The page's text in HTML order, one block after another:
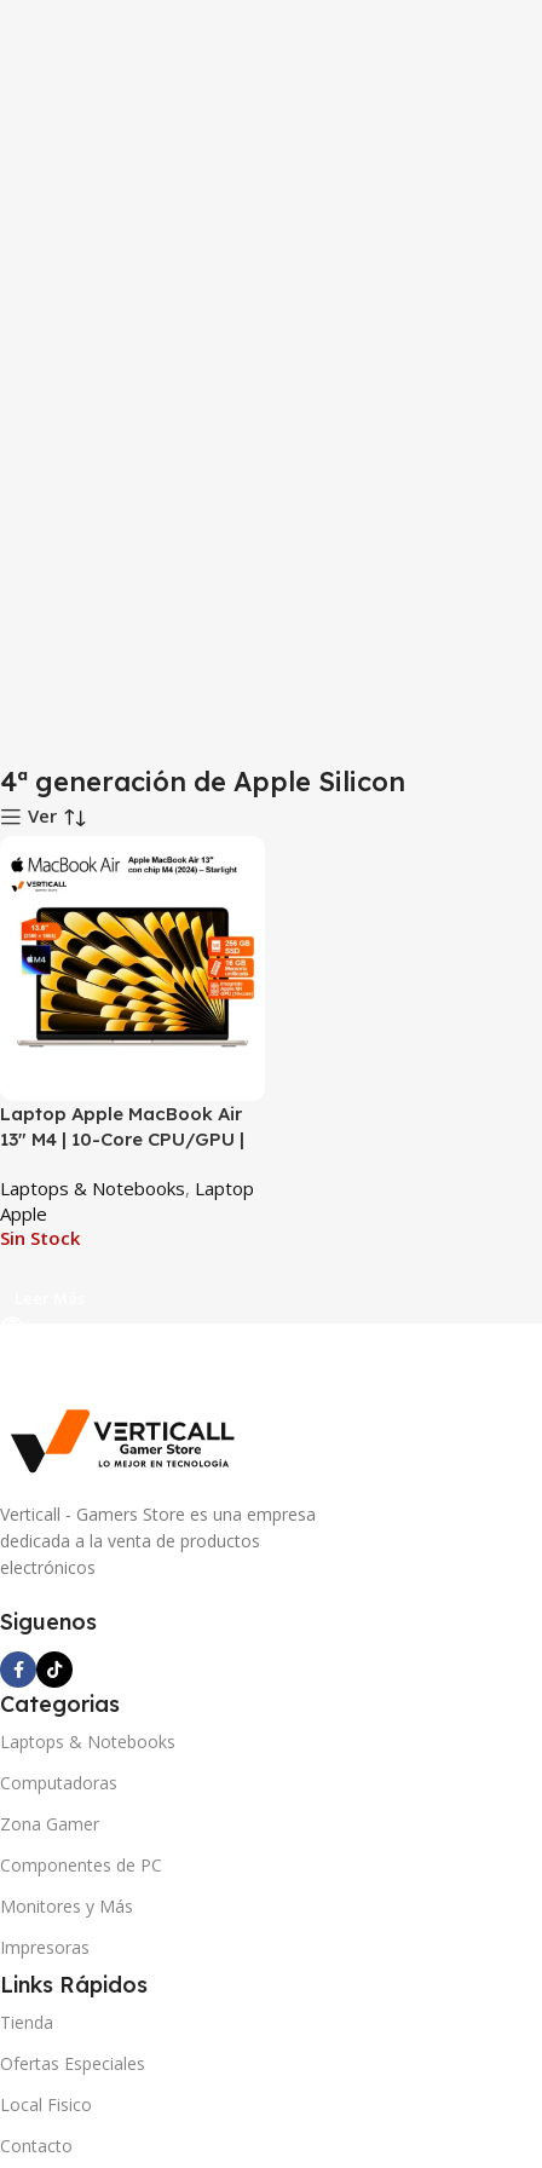
4ª generación de Apple Silicon
Ver
Laptop Apple MacBook Air
13″ M4 | 10-Core CPU/GPU |
Liquid Retina
Laptops & Notebooks, Laptop
Apple
Sin Stock
Verticall - Gamers Store es una empresa
dedicada a la venta de productos
electrónicos
Siguenos
Categorias
Laptops & Notebooks
Computadoras
Zona Gamer
Componentes de PC
Monitores y Más
Impresoras
Links Rápidos
Tienda
Ofertas Especiales
Local Fisico
Contacto